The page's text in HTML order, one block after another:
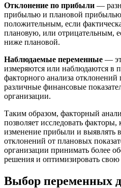
Отклонение по прибыли —
прибылью и плановой
положительным, если
плановую, или отрицательным,
ниже плановой.
Наблюдаемые переменные —
измеряются или наблюдаются в
факторного анализа
различные финансовые
организации.
Таким образом, факторный
позволяет исследовать
изменение прибыли и
отклонений от плановых
организации принимать более
решения и оптимизировать свою
Выбор переменных